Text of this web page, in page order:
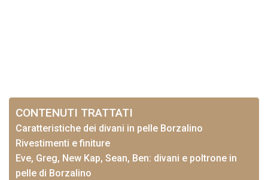
CONTENUTI TRATTATI
Caratteristiche dei divani in pelle Borzalino
Rivestimenti e finiture
Eve, Greg, New Kap, Sean, Ben: divani e poltrone in
pelle di Borzalino